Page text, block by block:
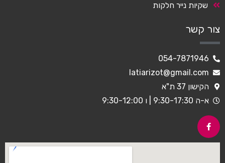
שקיות נייר חלקות
צור קשר
054-7871946
latiarizot@gmail.com
הקישון 37 ת"א
א-ה 9:30-17:30 | ו 9:30-12:00